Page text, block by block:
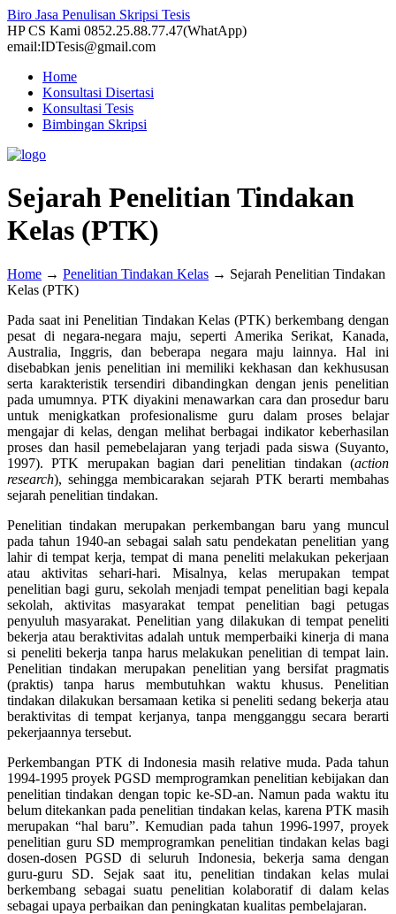
Biro Jasa Penulisan Skripsi Tesis
HP CS Kami 0852.25.88.77.47(WhatApp)
email:IDTesis@gmail.com
Home
Konsultasi Disertasi
Konsultasi Tesis
Bimbingan Skripsi
Sejarah Penelitian Tindakan
Kelas (PTK)
Home → Penelitian Tindakan Kelas → Sejarah Penelitian Tindakan
Kelas (PTK)
Pada saat ini Penelitian Tindakan Kelas (PTK) berkembang dengan
pesat di negara-negara maju, seperti Amerika Serikat, Kanada,
Australia, Inggris, dan beberapa negara maju lainnya. Hal ini
disebabkan jenis penelitian ini memiliki kekhasan dan kekhususan
serta karakteristik tersendiri dibandingkan dengan jenis penelitian
pada umumnya. PTK diyakini menawarkan cara dan prosedur baru
untuk menigkatkan profesionalisme guru dalam proses belajar
mengajar di kelas, dengan melihat berbagai indikator keberhasilan
proses dan hasil pemebelajaran yang terjadi pada siswa (Suyanto,
1997). PTK merupakan bagian dari penelitian tindakan (action
research), sehingga membicarakan sejarah PTK berarti membahas
sejarah penelitian tindakan.
Penelitian tindakan merupakan perkembangan baru yang muncul
pada tahun 1940-an sebagai salah satu pendekatan penelitian yang
lahir di tempat kerja, tempat di mana peneliti melakukan pekerjaan
atau aktivitas sehari-hari. Misalnya, kelas merupakan tempat
penelitian bagi guru, sekolah menjadi tempat penelitian bagi kepala
sekolah, aktivitas masyarakat tempat penelitian bagi petugas
penyuluh masyarakat. Penelitian yang dilakukan di tempat peneliti
bekerja atau beraktivitas adalah untuk memperbaiki kinerja di mana
si peneliti bekerja tanpa harus melakukan penelitian di tempat lain.
Penelitian tindakan merupakan penelitian yang bersifat pragmatis
(praktis) tanpa harus membutuhkan waktu khusus. Penelitian
tindakan dilakukan bersamaan ketika si peneliti sedang bekerja atau
beraktivitas di tempat kerjanya, tanpa mengganggu secara berarti
pekerjaannya tersebut.
Perkembangan PTK di Indonesia masih relative muda. Pada tahun
1994-1995 proyek PGSD memprogramkan penelitian kebijakan dan
penelitian tindakan dengan topic ke-SD-an. Namun pada waktu itu
belum ditekankan pada penelitian tindakan kelas, karena PTK masih
merupakan “hal baru”. Kemudian pada tahun 1996-1997, proyek
penelitian guru SD memprogramkan penelitian tindakan kelas bagi
dosen-dosen PGSD di seluruh Indonesia, bekerja sama dengan
guru-guru SD. Sejak saat itu, penelitian tindakan kelas mulai
berkembang sebagai suatu penelitian kolaboratif di dalam kelas
sebagai upaya perbaikan dan peningkatan kualitas pembelajaran.